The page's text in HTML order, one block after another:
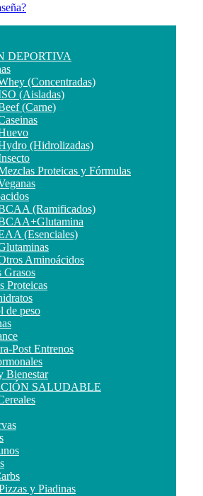
DEPORTIVA
(Concentradas)
(Aisladas)
(Carne)
(Hidrolizadas)
Proteicas y Fórmulas
(Ramificados)
(Esenciales)
Aminoácidos
Grasos
Proteicas
de peso
Post Entrenos
Bienestar
SALUDABLE
y Piadinas